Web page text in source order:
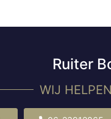
Ruiter
WIJ